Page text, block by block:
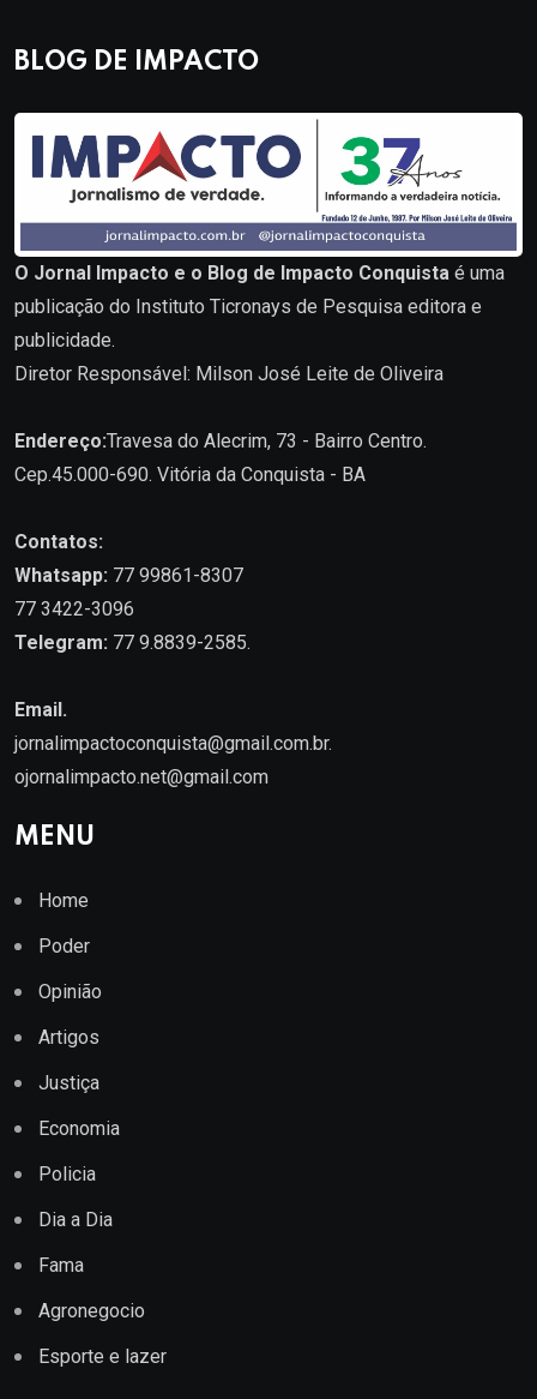
BLOG DE IMPACTO
O Jornal Impacto e o Blog de Impacto Conquista é uma
publicação do Instituto Ticronays de Pesquisa editora e
publicidade.
Diretor Responsável: Milson José Leite de Oliveira
Endereço:Travesa do Alecrim, 73 - Bairro Centro.
Cep.45.000-690. Vitória da Conquista - BA
Contatos:
Whatsapp: 77 99861-8307
77 3422-3096
Telegram: 77 9.8839-2585.
Email.
jornalimpactoconquista@gmail.com.br.
ojornalimpacto.net@gmail.com
MENU
Home
Poder
Opinião
Artigos
Justiça
Economia
Policia
Dia a Dia
Fama
Agronegocio
Esporte e lazer